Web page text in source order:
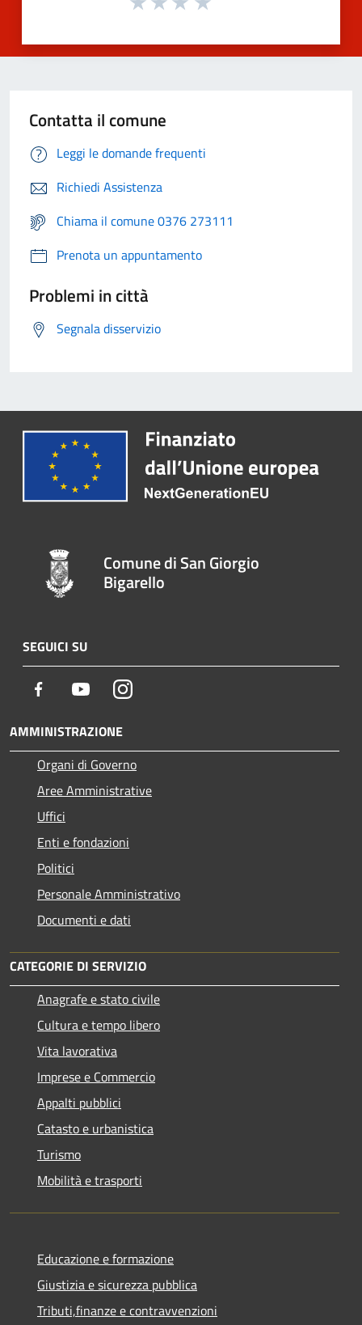
Contatta il comune
Leggi le domande frequenti
Richiedi Assistenza
Chiama il comune 0376 273111
Prenota un appuntamento
Problemi in città
Segnala disservizio
Comune di San Giorgio
Bigarello
SEGUICI SU
Facebook YoutubeInstagram
AMMINISTRAZIONE
Organi di Governo
Aree Amministrative
Uffici
Enti e fondazioni
Politici
Personale Amministrativo
Documenti e dati
CATEGORIE DI SERVIZIO
Anagrafe e stato civile
Cultura e tempo libero
Vita lavorativa
Imprese e Commercio
Appalti pubblici
Catasto e urbanistica
Turismo
Mobilità e trasporti
Educazione e formazione
Giustizia e sicurezza pubblica
Tributi,finanze e contravvenzioni